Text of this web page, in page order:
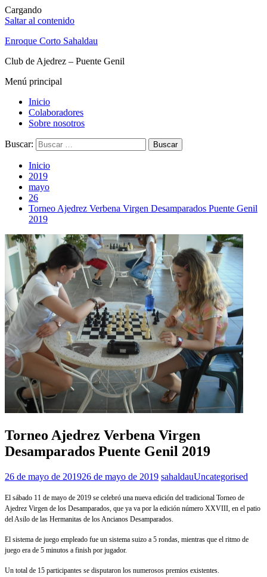
Cargando
Saltar al contenido
Enroque Corto Sahaldau
Club de Ajedrez – Puente Genil
Menú principal
Inicio
Colaboradores
Sobre nosotros
Buscar:
Inicio
2019
mayo
26
Torneo Ajedrez Verbena Virgen Desamparados Puente Genil
2019
Torneo Ajedrez Verbena Virgen
Desamparados Puente Genil 2019
26 de mayo de 201926 de mayo de 2019 sahaldauUncategorised
El sábado 11 de mayo de 2019 se celebró una nueva edición del tradicional Torneo de
Ajedrez Virgen de los Desamparados, que ya va por la edición número XXVIII, en el patio
del Asilo de las Hermanitas de los Ancianos Desamparados.
El sistema de juego empleado fue un sistema suizo a 5 rondas, mientras que el ritmo de
juego era de 5 minutos a finish por jugador.
Un total de 15 participantes se disputaron los numerosos premios existentes.